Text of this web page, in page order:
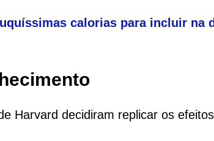
calorias para incluir na
Harvard decidiram replicar os